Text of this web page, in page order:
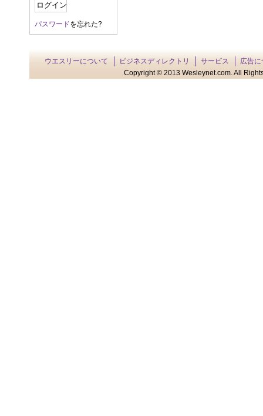
パスワードを忘れた?
ウエスリーについて ビジネスディレクトリ サービス
広告に
Copyright © 2013 Wesleynet.com. All